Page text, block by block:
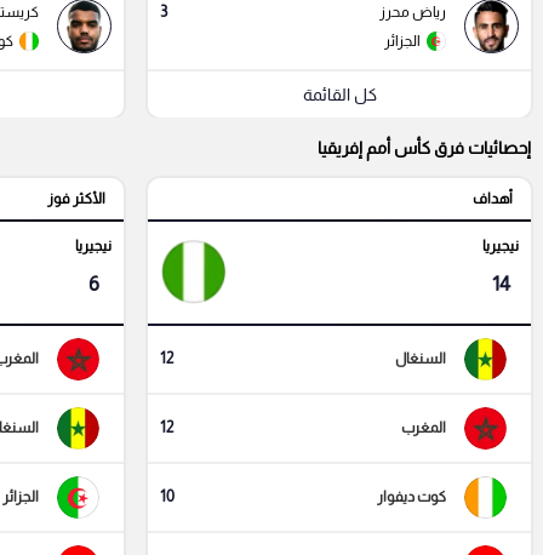
رياض محرز 3
الجزائر
كل القائمة
إحصائيات فرق كأس أمم إفريقيا
أهداف
نيجيريا
14
السنغال 12
المغرب 12
كوت ديفوار 10
الأكثر فوز
نيجيريا
6
الجزائر